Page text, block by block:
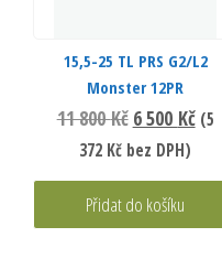
15,5-25 TL PRS G2/L2
Monster 12PR
11 800Kč 6 500 Kč (5
372 Kč bez DPH)
Přidat do košíku